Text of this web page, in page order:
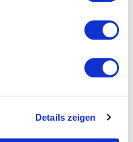
Details zeigen